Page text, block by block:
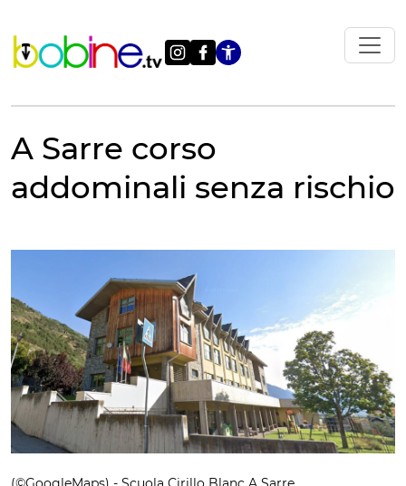
contenuto
Apri le
A Sarre corso
addominali senza rischio